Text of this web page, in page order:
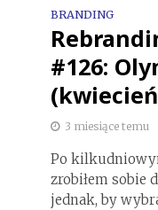
BRANDING
#126:
3 miesiące temu
Po
zrobiłem sobie
jednak, by